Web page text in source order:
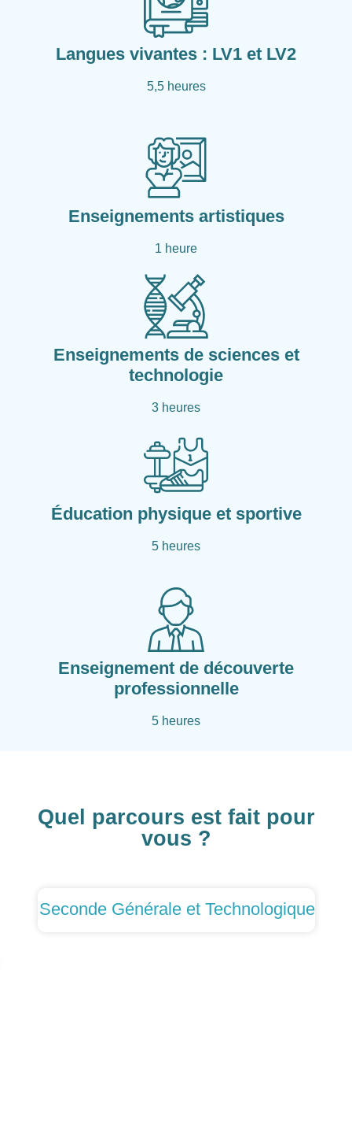
Langues vivantes : LV1 et LV2
5,5 heures
Enseignements artistiques
1 heure
Enseignements de sciences et
technologie
3 heures
Éducation physique et sportive
5 heures
Enseignement de découverte
professionnelle
5 heures
Quel parcours est fait pour
vous ?
Seconde Générale et Technologique